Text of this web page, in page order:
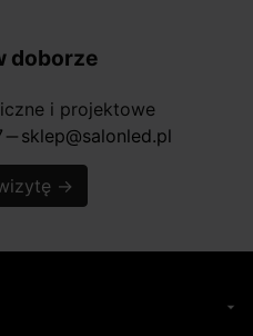
doborze
i projektowe
horizontal_rule sklep@salonled.pl
→
arrow_drop_down